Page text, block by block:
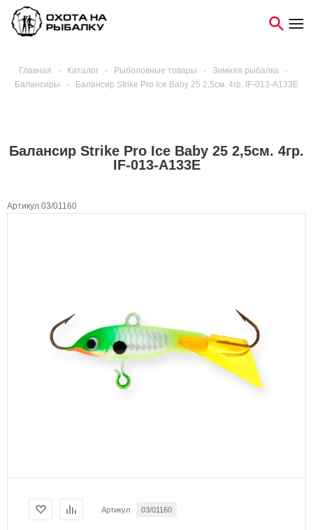
Главная - Каталог - Рыболовные товары - Зимняя рыбалка
-
Балансиры
- Балансир Strike Pro Ice Baby 25 2,5см. 4гр. IF-013-A133E
Балансир Strike Pro Ice Baby 25 2,5см. 4гр.
IF-013-A133E
Артикул 03/01160
Артикул 03/01160